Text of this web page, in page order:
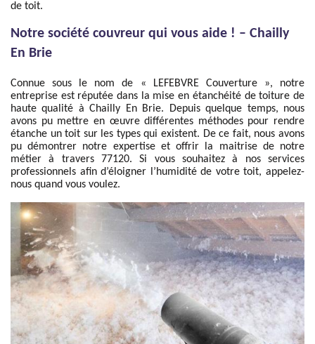
de toit.
Notre société couvreur qui vous aide ! – Chailly
En Brie
Connue sous le nom de « LEFEBVRE Couverture », notre
entreprise est réputée dans la mise en étanchéité de toiture de
haute qualité à Chailly En Brie. Depuis quelque temps, nous
avons pu mettre en œuvre différentes méthodes pour rendre
étanche un toit sur les types qui existent. De ce fait, nous avons
pu démontrer notre expertise et offrir la maitrise de notre
métier à travers 77120. Si vous souhaitez à nos services
professionnels afin d’éloigner l’humidité de votre toit, appelez-
nous quand vous voulez.